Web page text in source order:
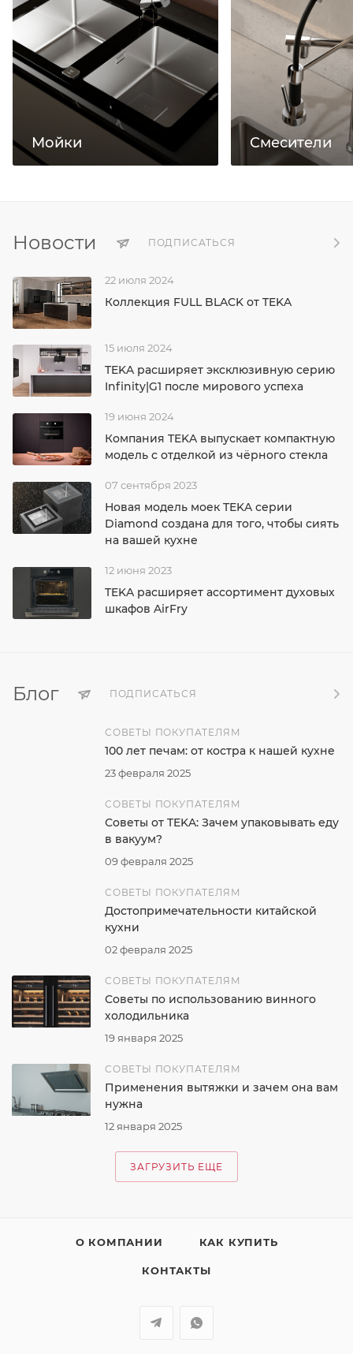
Мойки Смесители
Новости ПОДПИСАТЬСЯ
22 июля 2024
Коллекция FULL BLACK от TEKA
15 июля 2024
TEKA расширяет эксклюзивную серию
Infinity|G1 после мирового успеха
19 июня 2024
Компания TEKA выпускает компактную
модель с отделкой из чёрного стекла
07 сентября 2023
Новая модель моек TEKA серии
Diamond создана для того, чтобы сиять
на вашей кухне
12 июня 2023
TEKA расширяет ассортимент духовых
шкафов AirFry
Блог ПОДПИСАТЬСЯ
СОВЕТЫ ПОКУПАТЕЛЯМ
23 февраля 2025
100 лет печам: от костра к нашей кухне
СОВЕТЫ ПОКУПАТЕЛЯМ
09 февраля 2025
Советы от TEKA: Зачем упаковывать еду
в вакуум?
СОВЕТЫ ПОКУПАТЕЛЯМ
02 февраля 2025
Достопримечательности китайской
кухни
СОВЕТЫ ПОКУПАТЕЛЯМ
19 января 2025
Советы по использованию винного
холодильника
СОВЕТЫ ПОКУПАТЕЛЯМ
12 января 2025
Применения вытяжки и зачем она вам
нужна
ЗАГРУЗИТЬ ЕЩЕ
О КОМПАНИИ КАК КУПИТЬ
КОНТАКТЫ